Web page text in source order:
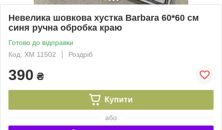
Невелика шовкова хустка Barbara 60*60 см
синя ручна обробка краю
Готово до відправки
Код: ХМ 11502
Роздріб
390 ₴
Купити
або